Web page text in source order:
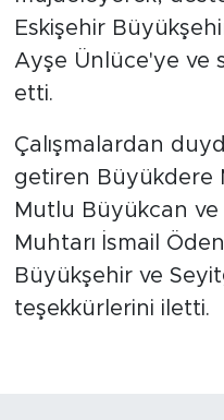
Eskişehir
Ayşe Ünlüce'ye ve
etti.
Çalışmalardan
getiren Büyükdere
Mutlu Büyükcan
Muhtarı İsmail
Büyükşehir ve
teşekkürlerini iletti.